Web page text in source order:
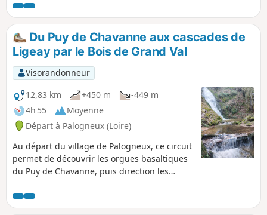
Poursuivre ensuite par une boucle en
empruntant le GR®89 jusqu'à la commune
Les Places, pour ensuite revenir au village
par la Goutte Crémière et les Épeurios.
Du Puy de Chavanne aux cascades de
Ligeay par le Bois de Grand Val
Visorandonneur
12,83 km
+450 m
-449 m
4h 55
Moyenne
Départ à Palogneux (Loire)
Au départ du village de Palogneux, ce circuit
permet de découvrir les orgues basaltiques
du Puy de Chavanne, puis direction les
s'effectue en passant par le Bois de Grand
Val.